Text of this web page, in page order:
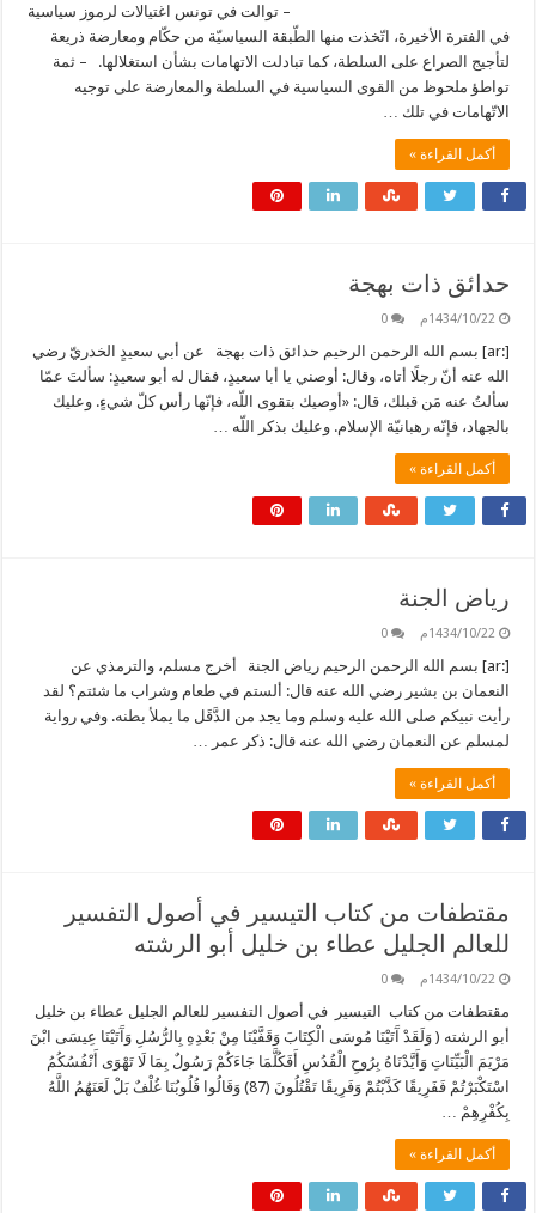
– توالت في تونس اغتيالات لرموز سياسية
في الفترة الأخيرة، اتّخذت منها الطّبقة السياسيّة من حكّام ومعارضة ذريعة
لتأجيج الصراع على السلطة، كما تبادلت الاتهامات بشأن استغلالها. – ثمة
تواطؤ ملحوظ من القوى السياسية في السلطة والمعارضة على توجيه
الاتّهامات في تلك …
أكمل القراءة »
حدائق ذات بهجة
1434/10/22م 0
[:ar] بسم الله الرحمن الرحيم حدائق ذات بهجة عن أبي سعيدٍ الخدريّ رضي
الله عنه أنّ رجلًا أتاه، وقال: أوصني يا أبا سعيدٍ، فقال له أبو سعيدٍ: سألتَ عمّا
سألتُ عنه مَن قبلك، قال: «أوصيك بتقوى اللّه، فإنّها رأس كلّ شيءٍ. وعليك
بالجهاد، فإنّه رهبانيّة الإسلام. وعليك بذكر اللّه …
أكمل القراءة »
رياض الجنة
1434/10/22م 0
[:ar] بسم الله الرحمن الرحيم رياض الجنة أخرج مسلم، والترمذي عن
النعمان بن بشير رضي الله عنه قال: ألستم في طعام وشراب ما شئتم؟ لقد
رأيت نبيكم صلى الله عليه وسلم وما يجد من الدَّقَل ما يملأ بطنه. وفي رواية
لمسلم عن النعمان رضي الله عنه قال: ذكر عمر …
أكمل القراءة »
مقتطفات من كتاب التيسير في أصول التفسير
للعالم الجليل عطاء بن خليل أبو الرشته
1434/10/22م 0
مقتطفات من كتاب التيسير في أصول التفسير للعالم الجليل عطاء بن خليل
أبو الرشته ( وَلَقَدْ آَتَيْنَا مُوسَى الْكِتَابَ وَقَفَّيْنَا مِنْ بَعْدِهِ بِالرُّسُلِ وَآَتَيْنَا عِيسَى ابْنَ
مَرْيَمَ الْبَيِّنَاتِ وَأَيَّدْنَاهُ بِرُوحِ الْقُدُسِ أَفَكُلَّمَا جَاءَكُمْ رَسُولٌ بِمَا لَا تَهْوَى أَنْفُسُكُمُ
اسْتَكْبَرْتُمْ فَفَرِيقًا كَذَّبْتُمْ وَفَرِيقًا تَقْتُلُونَ (87) وَقَالُوا قُلُوبُنَا غُلْفٌ بَلْ لَعَنَهُمُ اللَّهُ
بِكُفْرِهِمْ …
أكمل القراءة »